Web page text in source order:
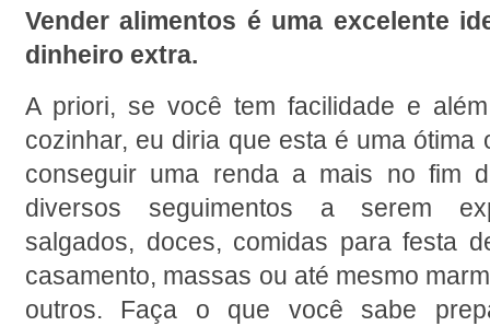
Vender alimentos é uma excelente
dinheiro extra.
A priori, se você tem facilidade e
cozinhar, eu diria que esta é uma ótima
conseguir uma renda a mais no fim
diversos seguimentos a serem
salgados, doces, comidas para festa
casamento, massas ou até mesmo
outros. Faça o que você sabe